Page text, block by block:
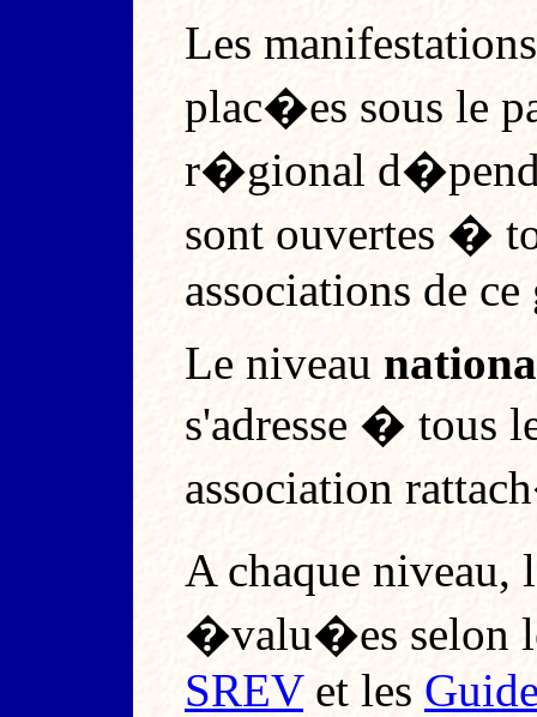
Les
plac�es sous le
r�gional
sont ouvertes �
associations de
Le niveau
s'adresse � tous
association
A chaque
�valu�es selon
SREVet les